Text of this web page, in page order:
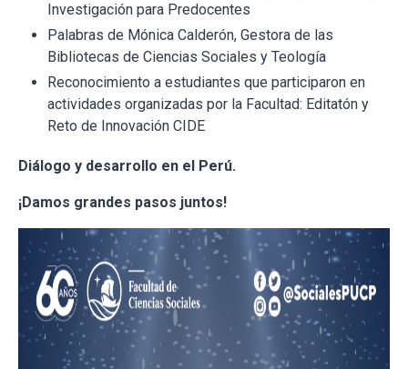
Investigación para Predocentes
Palabras de Mónica Calderón, Gestora de las
Bibliotecas de Ciencias Sociales y Teología
Reconocimiento a estudiantes que participaron en
actividades organizadas por la Facultad: Editatón y
Reto de Innovación CIDE
Diálogo y desarrollo en el Perú.
¡Damos grandes pasos juntos!